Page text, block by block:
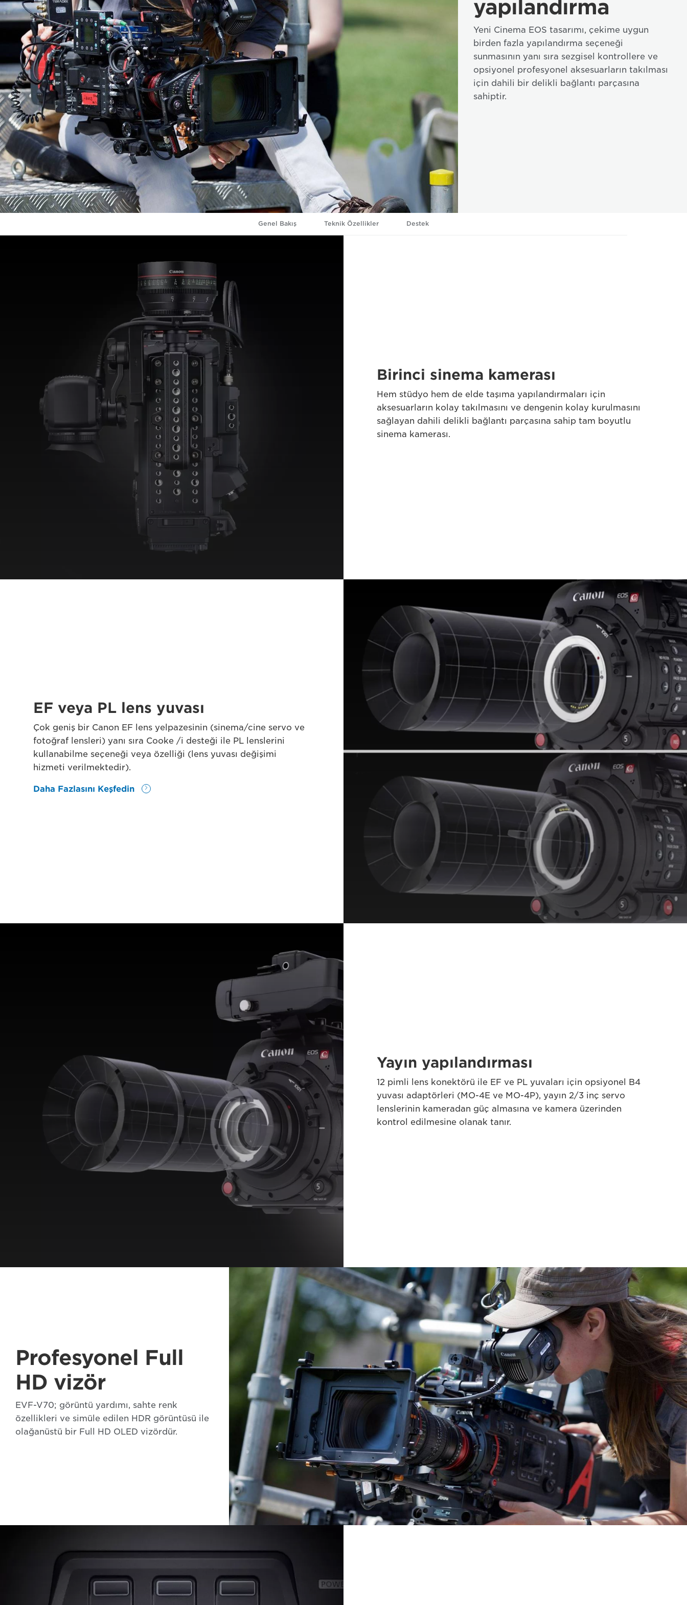
yapılandırma
Yeni Cinema EOS tasarımı, çekime uygun
birden fazla yapılandırma seçeneği
sunmasının yanı sıra sezgisel kontrollere ve
opsiyonel profesyonel aksesuarların takılması
için dahili bir delikli bağlantı parçasına
sahiptir.
Genel Bakış Teknik Özellikler Destek
Birinci sinema kamerası
Hem stüdyo hem de elde taşıma yapılandırmaları için
aksesuarların kolay takılmasını ve dengenin kolay kurulmasını
sağlayan dahili delikli bağlantı parçasına sahip tam boyutlu
sinema kamerası.
EF veya PL lens yuvası
Çok geniş bir Canon EF lens yelpazesinin (sinema/cine servo ve
fotoğraf lensleri) yanı sıra Cooke /i desteği ile PL lenslerini
kullanabilme seçeneği veya özelliği (lens yuvası değişimi
hizmeti verilmektedir).
Daha Fazlasını Keşfedin
Yayın yapılandırması
12 pimli lens konektörü ile EF ve PL yuvaları için opsiyonel B4
yuvası adaptörleri (MO-4E ve MO-4P), yayın 2/3 inç servo
lenslerinin kameradan güç almasına ve kamera üzerinden
kontrol edilmesine olanak tanır.
Profesyonel Full
HD vizör
EVF-V70; görüntü yardımı, sahte renk
özellikleri ve simüle edilen HDR görüntüsü ile
olağanüstü bir Full HD OLED vizördür.